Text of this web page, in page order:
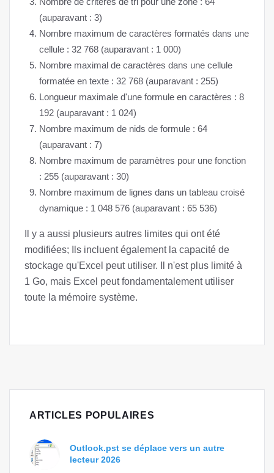
(auparavant : 3)
Nombre maximum de caractères formatés dans une
cellule : 32 768 (auparavant : 1 000)
Nombre maximal de caractères dans une cellule
formatée en texte : 32 768 (auparavant : 255)
Longueur maximale d'une formule en caractères : 8
192 (auparavant : 1 024)
Nombre maximum de nids de formule : 64
(auparavant : 7)
Nombre maximum de paramètres pour une fonction
: 255 (auparavant : 30)
Nombre maximum de lignes dans un tableau croisé
dynamique : 1 048 576 (auparavant : 65 536)
Il y a aussi plusieurs autres limites qui ont été
modifiées; Ils incluent également la capacité de
stockage qu'Excel peut utiliser. Il n'est plus limité à
1 Go, mais Excel peut fondamentalement utiliser
toute la mémoire système.
ARTICLES POPULAIRES
Outlook.pst se déplace vers un autre
lecteur 2026